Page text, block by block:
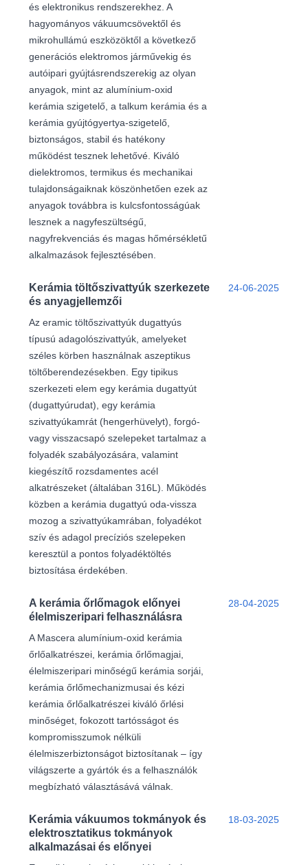
és elektronikus rendszerekhez. A
hagyományos vákuumcsövektől és
mikrohullámú eszközöktől a következő
generációs elektromos járművekig és
autóipari gyújtásrendszerekig az olyan
anyagok, mint az alumínium-oxid
kerámia szigetelő, a talkum kerámia és a
kerámia gyújtógyertya-szigetelő,
biztonságos, stabil és hatékony
működést tesznek lehetővé. Kiváló
dielektromos, termikus és mechanikai
tulajdonságaiknak köszönhetően ezek az
anyagok továbbra is kulcsfontosságúak
lesznek a nagyfeszültségű,
nagyfrekvenciás és magas hőmérsékletű
alkalmazások fejlesztésében.
Kerámia töltőszivattyúk szerkezete
és anyagjellemzői
Az eramic töltőszivattyúk dugattyús
típusú adagolószivattyúk, amelyeket
széles körben használnak aszeptikus
töltőberendezésekben. Egy tipikus
szerkezeti elem egy kerámia dugattyút
(dugattyúrudat), egy kerámia
szivattyúkamrát (hengerhüvelyt), forgó-
vagy visszacsapó szelepeket tartalmaz a
folyadék szabályozására, valamint
kiegészítő rozsdamentes acél
alkatrészeket (általában 316L). Működés
közben a kerámia dugattyú oda-vissza
mozog a szivattyúkamrában, folyadékot
szív és adagol precíziós szelepeken
keresztül a pontos folyadéktöltés
biztosítása érdekében.
24-06-2025
A kerámia őrlőmagok előnyei
élelmiszeripari felhasználásra
A Mascera alumínium-oxid kerámia
őrlőalkatrészei, kerámia őrlőmagjai,
élelmiszeripari minőségű kerámia sorjái,
kerámia őrlőmechanizmusai és kézi
kerámia őrlőalkatrészei kiváló őrlési
minőséget, fokozott tartósságot és
kompromisszumok nélküli
élelmiszerbiztonságot biztosítanak – így
világszerte a gyártók és a felhasználók
megbízható választásává válnak.
28-04-2025
Kerámia vákuumos tokmányok és
elektrosztatikus tokmányok
alkalmazásai és előnyei
18-03-2025